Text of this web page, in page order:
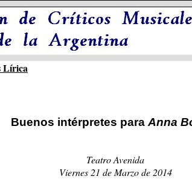
Lírica
Buenos intérpretes para Anna
Teatro Avenida
Viernes 21 de Marzo de 2014